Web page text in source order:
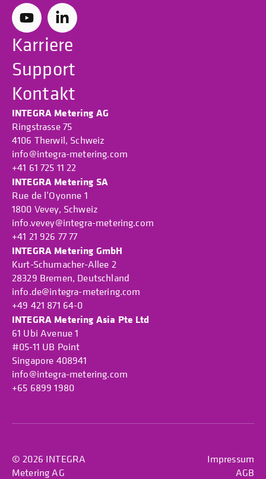
Karriere
Support
Kontakt
INTEGRA Metering AG
Ringstrasse 75
4106 Therwil, Schweiz
info@integra-metering.com
+41 61 725 11 22
INTEGRA Metering SA
Rue de l’Oyonne 1
1800 Vevey, Schweiz
info.vevey@integra-metering.com
+41 21 926 77 77
INTEGRA Metering GmbH
Kurt-Schumacher-Allee 2
28329 Bremen, Deutschland
info.de@integra-metering.com
+49 421 871 64-0
INTEGRA Metering Asia Pte Ltd
61 Ubi Avenue 1
#05-11 UB Point
Singapore 408941
info@integra-metering.com
+65 6899 1980
© 2026 INTEGRA
Metering AG
Impressum
AGB